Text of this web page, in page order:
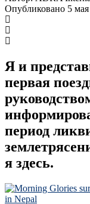
Опубликовано 5 мая
Я и
первая
период
я здесь.